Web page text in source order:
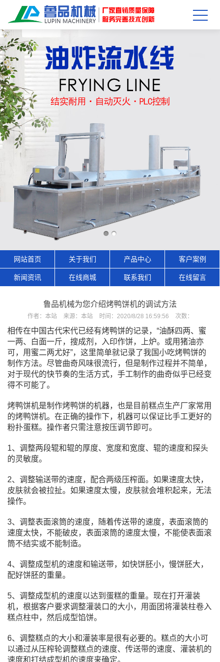
网站首页 关于我们 产品中心 客户案例
新闻资讯 在线商城 联系我们 在线留言
鲁品机械为您介绍烤鸭饼机的调试方法
作者： 本站 来源： 本站 时间： 2020/8/28 16:59:56 次数：
相传在中国古代宋代已经有烤鸭饼的记录，“油酥四两、蜜
一两、白面一斤，搜成剂，入印作饼，上炉。或用猪油亦
可，用蜜二两尤好”，这里简单就记录了我国小吃烤鸭饼的
制作方法。尽管曲奇风味很流行，但是制作过程并不简单，
对于现代的快节奏的生活方式，手工制作的曲奇似乎已经变
得不可能了。
烤鸭饼机是制作烤鸭饼的机器，也是目前糕点生产厂家常用
的烤鸭饼机。在正确的操作下，机器可以保证比手工更好的
粉扑蛋糕。操作者只需注意按压调节即可。
1、调整两段辊和辊的厚度、宽度和宽度、辊的速度和探头
的灵敏度。
2、调整输送带的速度，配合两级压榨面。如果速度太快，
皮肤就会被拉扯。如果速度太慢，皮肤就会堆积起来，无法
操作。
3、调整表面滚筒的速度，随着传送带的速度，表面滚筒的
速度太快，不能破皮，表面滚筒的速度太慢，不能使表面滚
筒不结实或不能制造。
4、调整成型机的速度和输送带，如快饼胚小，慢饼胚大，
配好饼胚的重量。
5、调整成型机的速度以达到蛋糕的重量。现在打开灌装
机，根据客户要求调整灌装口的大小，用面团将灌装柱卷入
糕点柱中，然后成型馅饼。
6、调整糕点的大小和灌装率是很有必要的。糕点的大小可
以通过从压榨轮调整糕点的速度、传送带的速度、灌装机的
速度和打结成型机的速度来确定。